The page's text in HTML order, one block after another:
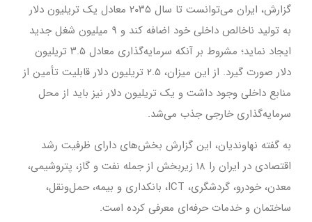
گزارش، ایران می‌توانست تا سال ۲۰۳۵ معادل یک تریلیون دلار
به تولید ناخالص داخلی خود اضافه کند و ۹ میلیون شغل جدید
ایجاد نماید؛ مشروط بر آنکه سرمایه‌گذاری معادل ۳.۵ تریلیون
دلار صورت گیرد. از این میزان، ۲.۵ تریلیون دلار قابلیت تأمین از
منابع داخلی وجود داشت و یک تریلیون دلار نیز باید از محل
سرمایه‌گذاری خارجی جذب می‌شد.
به گفته نهاوندیان، این گزارش بخش‌های دارای ظرفیت رشد
اقتصادی در ایران را ۱۸ زیربخش از جمله نفت و گاز، پتروشیمی،
معدن، خودرو، گردشگری، ICT، بانکداری و بیمه، حمل‌ونقل،
ساختمان و خدمات حرفه‌ای معرفی کرده است.